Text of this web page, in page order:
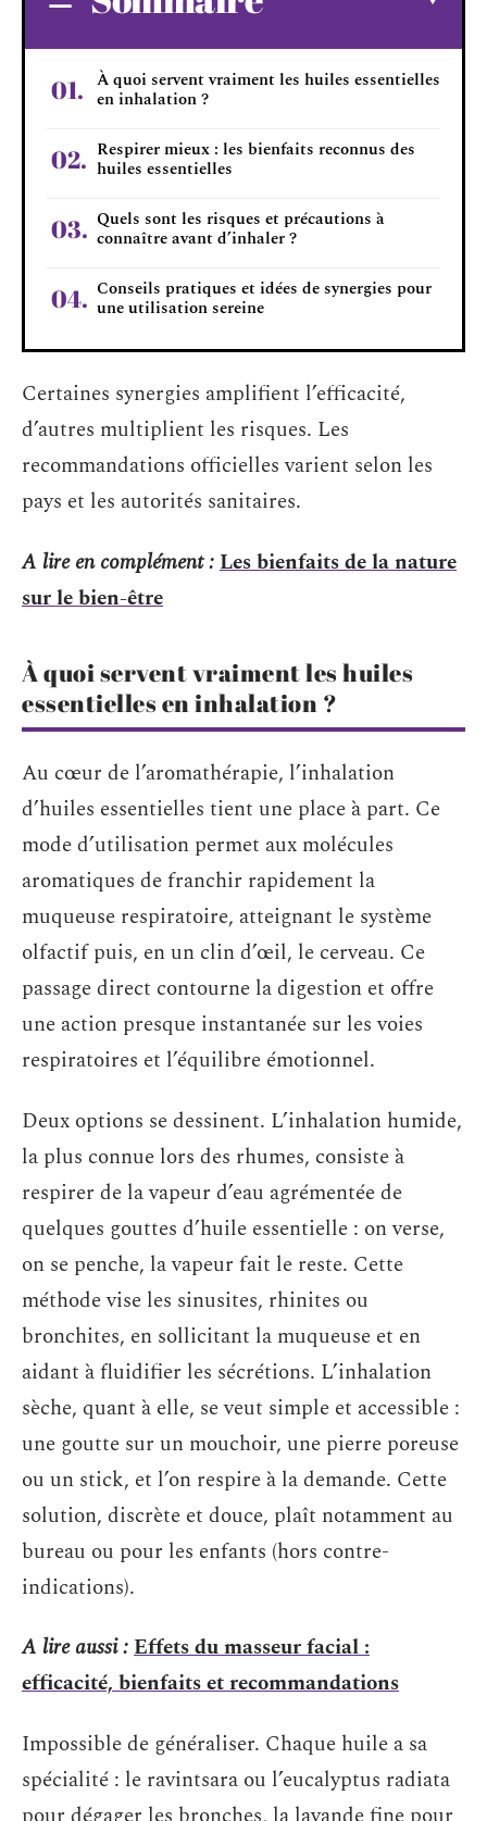
À quoi servent vraiment les huiles essentielles
en inhalation ?
Respirer mieux : les bienfaits reconnus des
huiles essentielles
Quels sont les risques et précautions à
connaître avant d’inhaler ?
Conseils pratiques et idées de synergies pour
une utilisation sereine
Certaines synergies amplifient l’efficacité,
d’autres multiplient les risques. Les
recommandations officielles varient selon les
pays et les autorités sanitaires.
A lire en complément :Les bienfaits de la nature
sur le bien-être
À quoi servent vraiment les huiles
essentielles en inhalation ?
Au cœur de l’aromathérapie, l’inhalation
d’huiles essentielles tient une place à part. Ce
mode d’utilisation permet aux molécules
aromatiques de franchir rapidement la
muqueuse respiratoire, atteignant le système
olfactif puis, en un clin d’œil, le cerveau. Ce
passage direct contourne la digestion et offre
une action presque instantanée sur les voies
respiratoires et l’équilibre émotionnel.
Deux options se dessinent. L’inhalation humide,
la plus connue lors des rhumes, consiste à
respirer de la vapeur d’eau agrémentée de
quelques gouttes d’huile essentielle : on verse,
on se penche, la vapeur fait le reste. Cette
méthode vise les sinusites, rhinites ou
bronchites, en sollicitant la muqueuse et en
aidant à fluidifier les sécrétions. L’inhalation
sèche, quant à elle, se veut simple et accessible :
une goutte sur un mouchoir, une pierre poreuse
ou un stick, et l’on respire à la demande. Cette
solution, discrète et douce, plaît notamment au
bureau ou pour les enfants (hors contre-
indications).
A lire aussi :Effets du masseur facial :
efficacité, bienfaits et recommandations
Impossible de généraliser. Chaque huile a sa
spécialité : le ravintsara ou l’eucalyptus radiata